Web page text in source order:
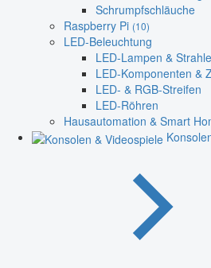
Schrumpfschläuche
Raspberry Pi (10)
LED-Beleuchtung
LED-Lampen &
LED-Komponenten &
LED- & RGB-Streifen
LED-Röhren
Hausautomation & Smart